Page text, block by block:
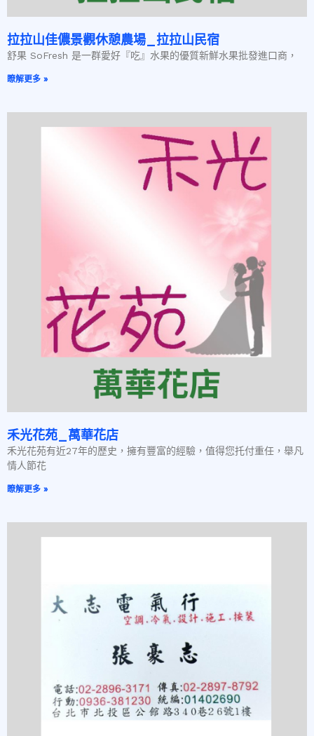
拉拉山佳儂景觀休憩農場_拉拉山民宿
舒果 SoFresh 是一群愛好『吃』水果的優質新鮮水果批發進口商，
瞭解更多 »
禾光花苑_萬華花店
禾光花苑有近27年的歷史，擁有豐富的經驗，值得您托付重任，舉凡
情人節花
瞭解更多 »